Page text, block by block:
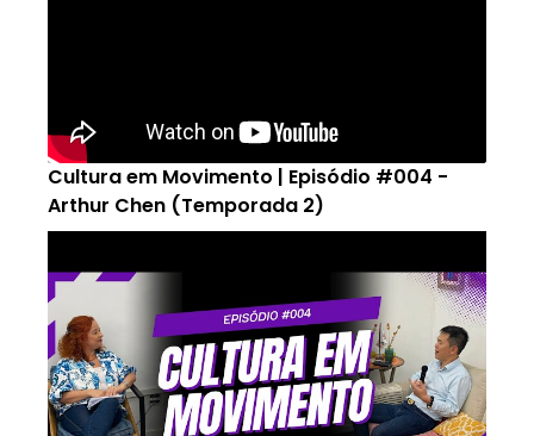
Cultura em Movimento | Episódio #004 -
Arthur Chen (Temporada 2)